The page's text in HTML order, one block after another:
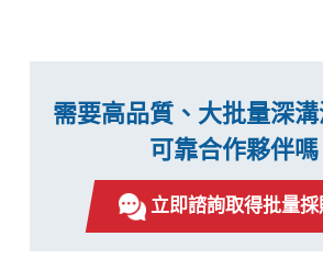
需要高品質、大批量深
可靠合作夥伴嗎
立即諮詢取得批量採